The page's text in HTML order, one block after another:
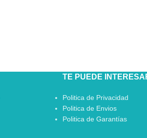
TE PUEDE
Politica de Privacidad
Politica de Envios
Politica de Garantías